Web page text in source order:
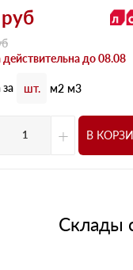
до 08.08
шт. м2 м3
+ В
Склады